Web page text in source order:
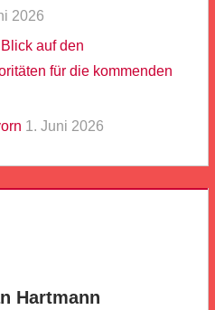
2026
auf den
für die kommenden
1. Juni 2026
Hartmann